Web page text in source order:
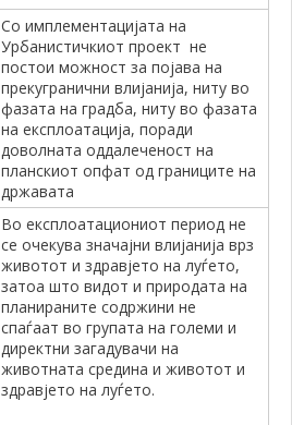
Со имплементацијата на
Урбанистичкиот проект не
постои можност за појава на
прекугранични влијанија, ниту во
фазата на градба, ниту во фазата
на експлоатација, поради
доволната оддалеченост на
планскиот опфат од границите на
државата
Во експлоатациониот период не
се очекува значајни влијанија врз
животот и здравјето на луѓето,
затоа што видот и природата на
планираните содржини не
спаѓаат во групата на големи и
директни загадувачи на
животната средина и животот и
здравјето на луѓето.